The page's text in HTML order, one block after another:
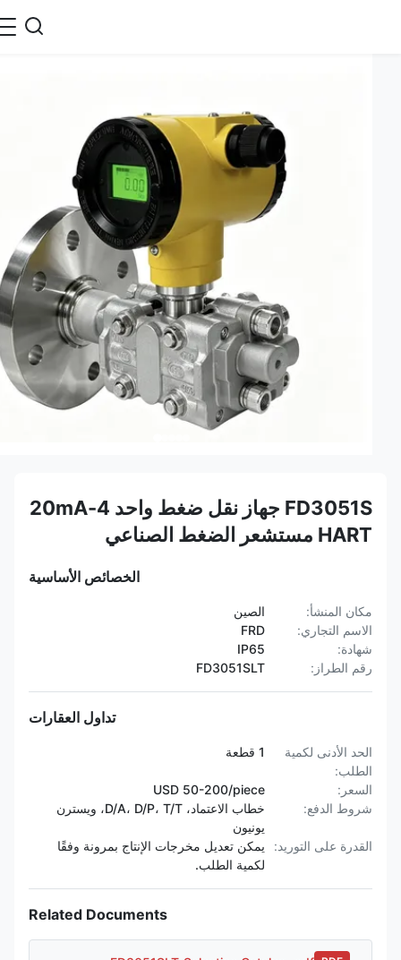
FD3051S جهاز نقل ضغط واحد 4-20mA
HART مستشعر الضغط الصناعي
الخصائص الأساسية
مكان المنشأ:
الصين
الاسم التجاري:
شهادة:
رقم الطراز:
FD3051SLT
تداول العقارات
الحد الأدنى لكمية
الطلب:
1 قطعة
السعر:
USD 50-200/piece
شروط الدفع:
خطاب الاعتماد، D/A، D/P، T/T، ويسترن
يونيون
القدرة على التوريد:
يمكن تعديل مخرجات الإنتاج بمرونة وفقًا
لكمية الطلب.
Related Documents